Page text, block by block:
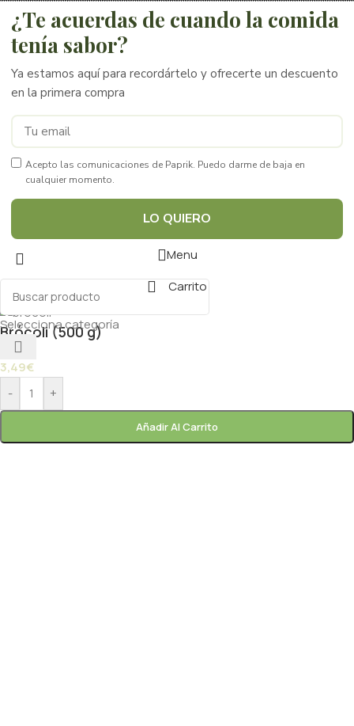
¿Te acuerdas de cuando la comida
tenía sabor?
Ya estamos aquí para recordártelo y ofrecerte un descuento
en la primera compra
Acepto las comunicaciones de Paprik. Puedo darme de baja en
cualquier momento.
LO QUIERO
Selecciona categoría
Menu
Carrito
Brócoli (500 g)
3,49€
-
+
Añadir Al Carrito